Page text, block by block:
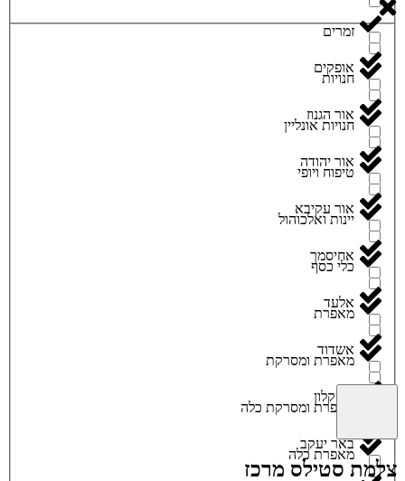
זמרים
חנויות
חנויות אונליין
טיפוח ויופי
יינות ואלכוהול
כלי כסף
מאפרת
מאפרת ומסרקת
מאפרת ומסרקת כלה
מאפרת כלה
אופקים
אור הגנוז
אור יהודה
אור עקיבא
אחיסמך
אלעד
אשדוד
אשקלון
באר יעקב
צלמת סטילס מרכז